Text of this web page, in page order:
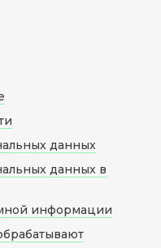
данных
данных в
информации